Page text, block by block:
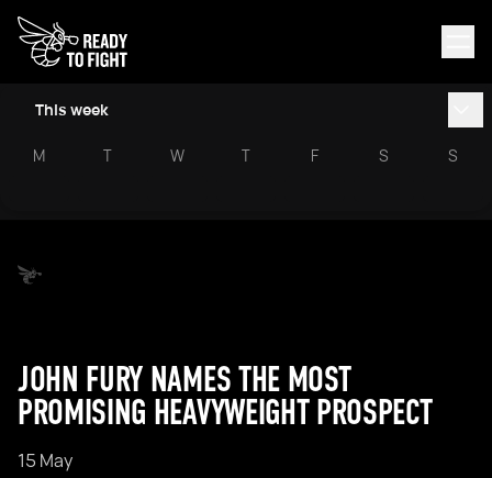
This week
M T W T F S S
JOHN FURY NAMES THE MOST
PROMISING HEAVYWEIGHT PROSPECT
15 May